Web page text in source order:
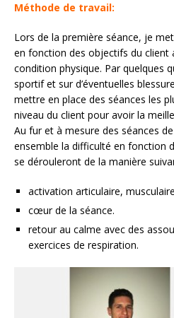
Méthode de travail:
Lors de la première séance, je
en fonction des objectifs du client
condition physique. Par quelques
sportif et sur d’éventuelles
mettre en place des séances les
niveau du client pour avoir la
Au fur et à mesure des séances
ensemble la difficulté en fonction
se dérouleront de la manière
activation articulaire,
cœur de la séance.
retour au calme avec des
exercices de respiration.